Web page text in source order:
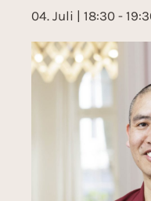
04. Juli | 18:30 -